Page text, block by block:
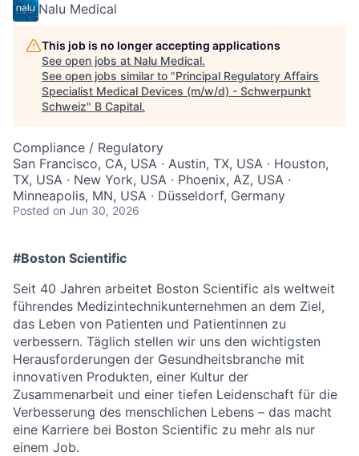
Nalu Medical
This job is no longer accepting applications
See open jobs at Nalu Medical.
See open jobs similar to "Principal Regulatory Affairs
Specialist Medical Devices (m/w/d) - Schwerpunkt
Schweiz" B Capital.
Compliance / Regulatory
San Francisco, CA, USA · Austin, TX, USA · Houston,
TX, USA · New York, USA · Phoenix, AZ, USA ·
Minneapolis, MN, USA · Düsseldorf, Germany
Posted on Jun 30, 2026
#Boston Scientific
Seit 40 Jahren arbeitet Boston Scientific als weltweit
führendes Medizintechnikunternehmen an dem Ziel,
das Leben von Patienten und Patientinnen zu
verbessern. Täglich stellen wir uns den wichtigsten
Herausforderungen der Gesundheitsbranche mit
innovativen Produkten, einer Kultur der
Zusammenarbeit und einer tiefen Leidenschaft für die
Verbesserung des menschlichen Lebens – das macht
eine Karriere bei Boston Scientific zu mehr als nur
einem Job.